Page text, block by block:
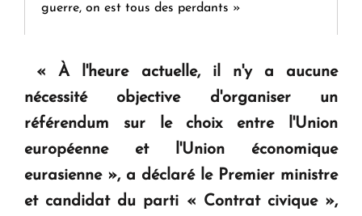
guerre, on est tous des perdants »
" Tant qu'il n'existe pas d'alternative concrète, la
question d'un référendum ne se pose pas. "
en Arménie
Le premier hôtel Hyatt Regency d'Arménie
« À l'heure actuelle, il n'y a aucune
nécessité objective d'organiser un
référendum sur le choix entre l'Union
européenne et l'Union économique
eurasienne », a déclaré le Premier ministre
et candidat du parti « Contrat civique »,